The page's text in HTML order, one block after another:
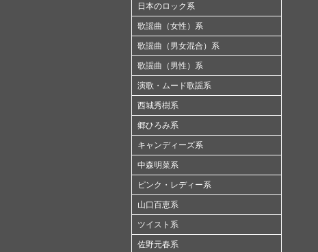
日本のロック系
歌謡曲（女性）系
歌謡曲（男女混合）系
歌謡曲（男性）系
演歌・ムード歌謡系
西城秀樹系
郷ひろみ系
キャンディーズ系
中森明菜系
ピンク・レディー系
山口百恵系
ツイスト系
佐野元春系